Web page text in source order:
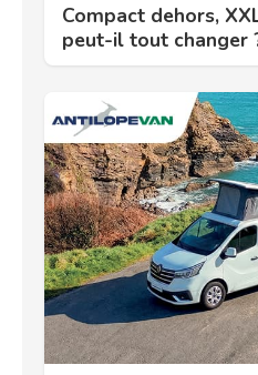
Compact dehors,
peut-il tout changer